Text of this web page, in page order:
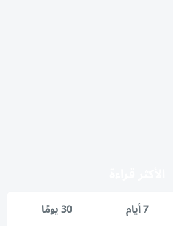
7 أيام 30 يومًا